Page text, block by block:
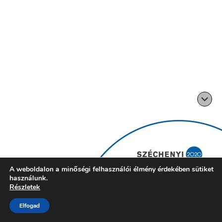
A weboldalon a minőségi felhasználói élmény érdekében sütiket
használunk.
Részletek
Elfogad